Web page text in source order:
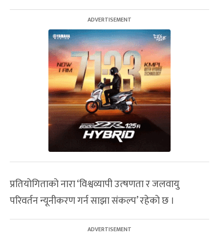
प्रतियोगिताको नारा ‘विश्वव्यापी उत्षणता र जलवायु
परिवर्तन न्यूनीकरण गर्न साझा संकल्प’ रहेको छ ।